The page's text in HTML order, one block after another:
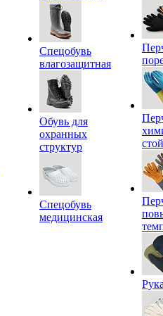
Спецобувь
влагозащитная
Обувь для
охранных
структур
Спецобувь
медицинская